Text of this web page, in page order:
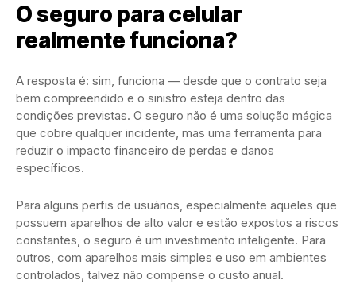
O seguro para celular
realmente funciona?
A resposta é: sim, funciona — desde que o contrato seja
bem compreendido e o sinistro esteja dentro das
condições previstas. O seguro não é uma solução mágica
que cobre qualquer incidente, mas uma ferramenta para
reduzir o impacto financeiro de perdas e danos
específicos.
Para alguns perfis de usuários, especialmente aqueles que
possuem aparelhos de alto valor e estão expostos a riscos
constantes, o seguro é um investimento inteligente. Para
outros, com aparelhos mais simples e uso em ambientes
controlados, talvez não compense o custo anual.